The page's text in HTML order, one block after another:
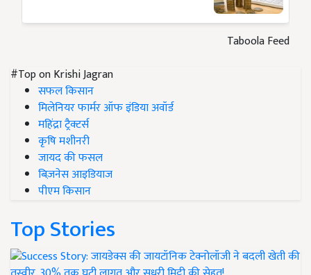
Taboola Feed
#Top on Krishi Jagran
सफल किसान
मिलेनियर फार्मर ऑफ इंडिया अवॉर्ड
महिंद्रा ट्रैक्टर्स
कृषि मशीनरी
जायद की फसल
बिज़नेस आइडियाज
पीएम किसान
Top Stories